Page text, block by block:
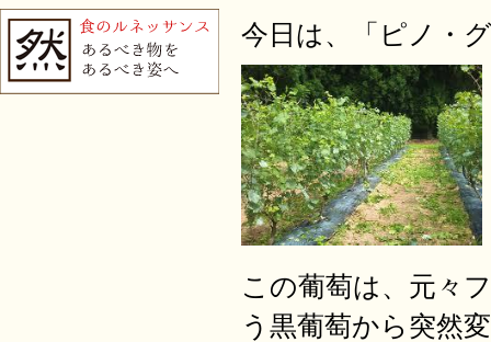
今日は、「ピノ・
この葡萄は、元々
う黒葡萄から突然